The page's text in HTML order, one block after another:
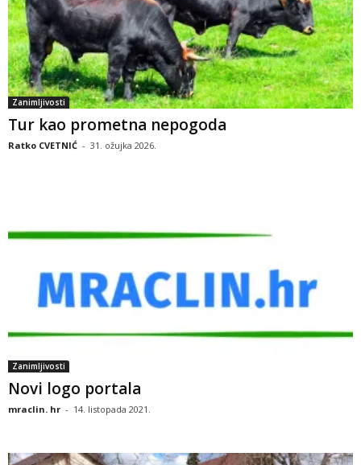
Zanimljivosti
Tur kao prometna nepogoda
Ratko CVETNIĆ - 31. ožujka 2026.
Zanimljivosti
Novi logo portala
mraclin. hr - 14. listopada 2021.